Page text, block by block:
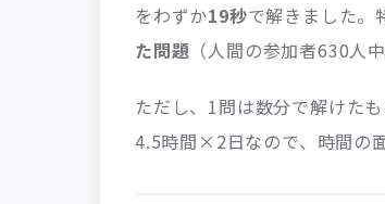
をわずか19秒で解きました
た問題 （人間の参加者630人
ただし、1問は数分で解けた
4.5時間×2日なので、時間の